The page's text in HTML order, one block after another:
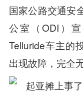
国家公路交通安
公室（ODI）
Telluride车主的
出现故障，完全